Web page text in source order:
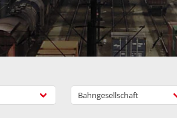
Bahngesellschaft